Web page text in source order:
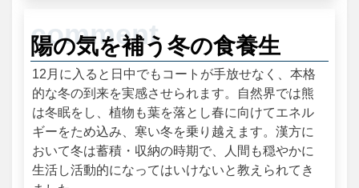
陽の気を補う冬の食養生
12月に入ると日中でもコートが手放せなく、本格
的な冬の到来を実感させられます。自然界では熊
は冬眠をし、植物も葉を落とし春に向けてエネル
ギーをため込み、寒い冬を乗り越えます。漢方に
おいて冬は蓄積・収納の時期で、人間も穏やかに
生活し活動的になってはいけないと教えられてき